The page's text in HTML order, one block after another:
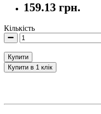
159.13 грн.
Кількість
Купити
Купити в 1 клік